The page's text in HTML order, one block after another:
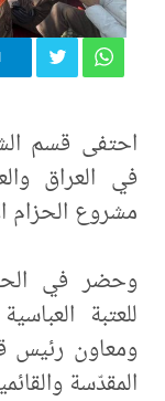
احتفى قسم
في العراق
مشروع الحزام
وحضر في
للعتبة
ومعاون رئيس
المقدّسة